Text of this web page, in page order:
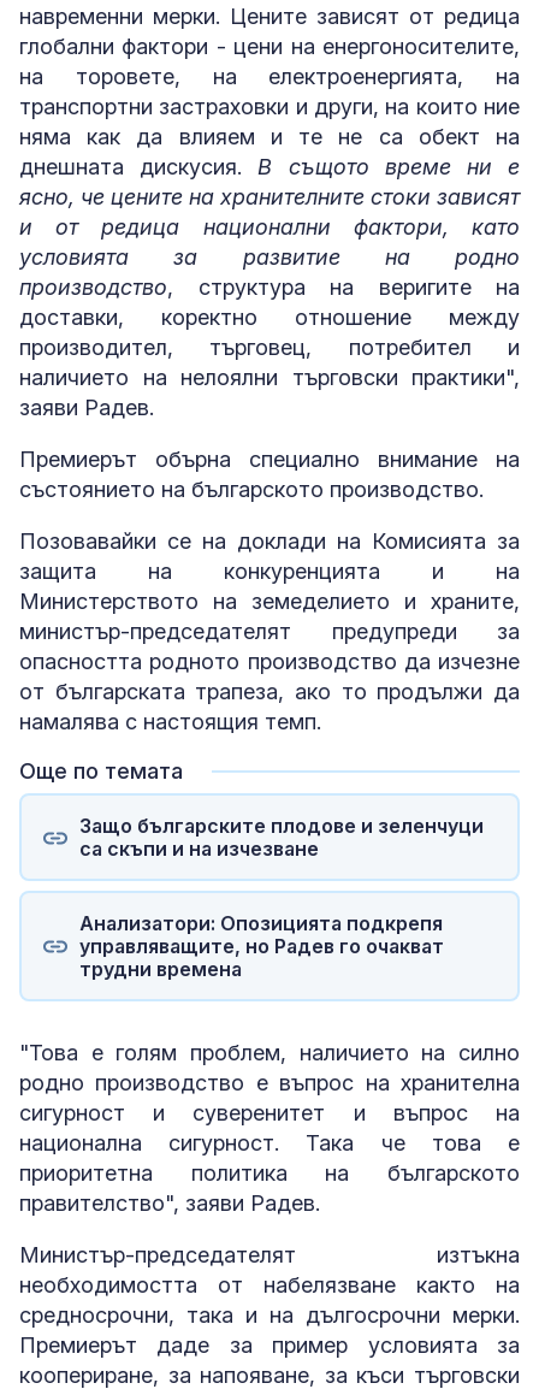
навременни мерки. Цените зависят от редица
глобални фактори - цени на енергоносителите,
на торовете, на електроенергията, на
транспортни застраховки и други, на които ние
няма как да влияем и те не са обект на
днешната дискусия. В същото време ни е
ясно, че цените на хранителните стоки зависят
и от редица национални фактори, като
условията за развитие на родно
производство, структура на веригите на
доставки, коректно отношение между
производител, търговец, потребител и
наличието на нелоялни търговски практики",
заяви Радев.
Премиерът обърна специално внимание на
състоянието на българското производство.
Позовавайки се на доклади на Комисията за
защита на конкуренцията и на
Министерството на земеделието и храните,
министър-председателят предупреди за
опасността родното производство да изчезне
от българската трапеза, ако то продължи да
намалява с настоящия темп.
Още по темата
Защо българските плодове и зеленчуци
са скъпи и на изчезване
Анализатори: Опозицията подкрепя
управляващите, но Радев го очакват
трудни времена
"Това е голям проблем, наличието на силно
родно производство е въпрос на хранителна
сигурност и суверенитет и въпрос на
национална сигурност. Така че това е
приоритетна политика на българското
правителство", заяви Радев.
Министър-председателят изтъкна
необходимостта от набелязване както на
средносрочни, така и на дългосрочни мерки.
Премиерът даде за пример условията за
коопериране, за напояване, за къси търговски